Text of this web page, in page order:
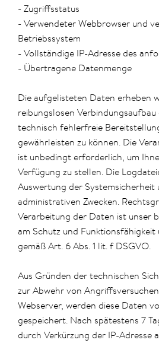
- Zugriffsstatus
- Verwendeter Webbrowser und
Betriebssystem
- Vollständige IP-Adresse des
- Übertragene Datenmenge
Die aufgelisteten Daten erheben
reibungslosen
technisch fehlerfreie
gewährleisten zu können. Die
ist unbedingt erforderlich, um
Verfügung zu stellen. Die
Auswertung der
administrativen Zwecken.
Verarbeitung der Daten ist unser
am Schutz und Funktionsfähigkeit
gemäß Art. 6 Abs. 1 lit. f DSGVO.
Aus Gründen der technischen
zur Abwehr von
Webserver, werden diese Daten
gespeichert. Nach spätestens 7
durch Verkürzung der IP-Adresse